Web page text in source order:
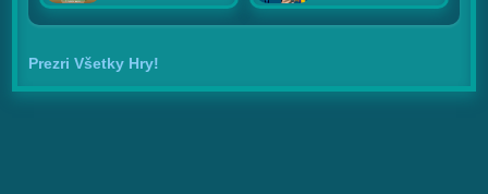
Prezri Všetky Hry!